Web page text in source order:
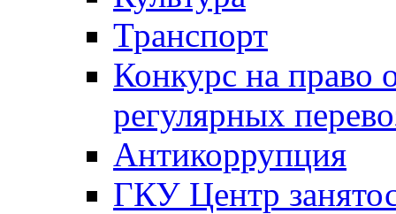
Транспорт
Конкурс на право
регулярных
Антикоррупция
ГКУ Центр